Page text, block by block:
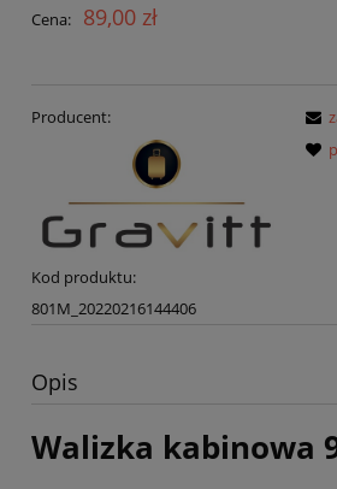
Cena: 89,00 zł
Producent:
Kod produktu:
801M_20220216144406
Opis
Walizka kabinowa